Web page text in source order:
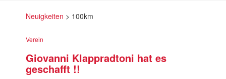
Neuigkeiten > 100km
Verein
Giovanni Klappradtoni hat es
geschafft !!